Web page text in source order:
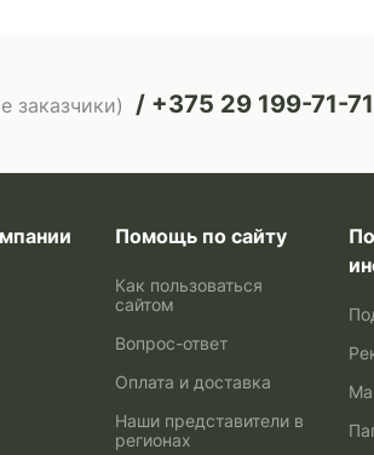
заказчики) +375 29 199-71-71
Помощь по сайту
Как пользоваться
сайтом
Вопрос-ответ
Оплата и доставка
Наши представители в
регионах